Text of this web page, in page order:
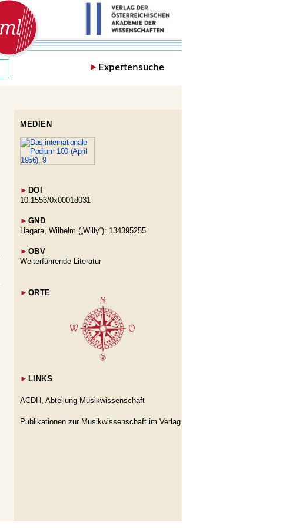
►Expertensuche
MEDIEN
► DOI
10.1553/0x0001d031
► GND
Hagara, Wilhelm („Willy“): 134395255
► OBV
Weiterführende Literatur
► ORTE
► LINKS
ACDH, Abteilung Musikwissenschaft
Publikationen zur Musikwissenschaft im Verlag